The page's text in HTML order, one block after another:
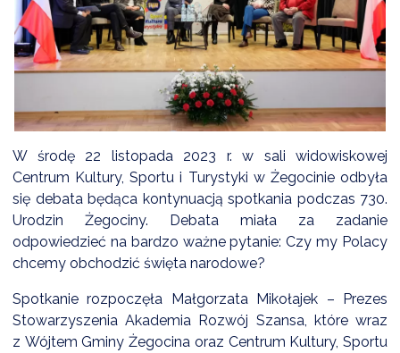
OBSŁUGI
W środę 22 listopada 2023 r. w sali widowiskowej
Centrum Kultury, Sportu i Turystyki w Żegocinie odbyła
się debata będąca kontynuacją spotkania podczas 730.
Urodzin Żegociny. Debata miała za zadanie
odpowiedzieć na bardzo ważne pytanie: Czy my Polacy
chcemy obchodzić święta narodowe?
Spotkanie rozpoczęła Małgorzata Mikołajek – Prezes
Stowarzyszenia Akademia Rozwój Szansa, które wraz
z Wójtem Gminy Żegocina oraz Centrum Kultury, Sportu